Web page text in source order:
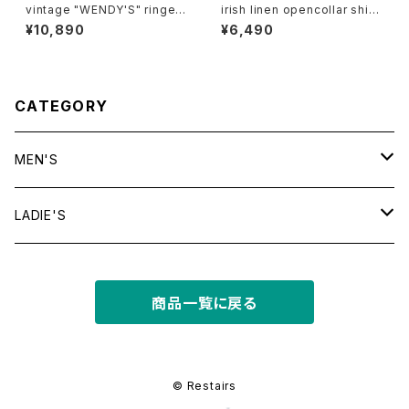
vintage "WENDY'S" ringer t
ee
¥10,890
irish linen opencollar shirt
"mint"
¥6,490
CATEGORY
MEN'S
tops
LADIE'S
商品一覧に戻る
© Restairs